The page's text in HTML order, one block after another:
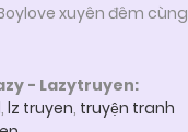
xuyên đêm cùng
- Lazytruyen:
, lz truyen, truyện tranh